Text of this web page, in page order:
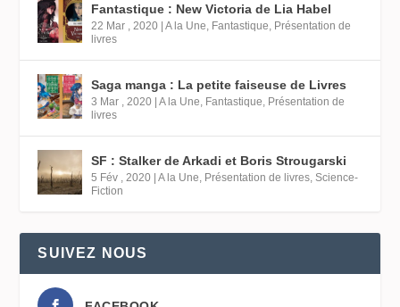
Fantastique : New Victoria de Lia Habel
22 Mar , 2020 |A la Une Fantastique Présentation de
livres
Saga manga : La petite faiseuse de Livres
3 Mar , 2020 |A la Une Fantastique Présentation de
livres
SF : Stalker de Arkadi et Boris Strougarski
5 Fév , 2020 |A la Une Présentation de livres ,Science-
Fiction
SUIVEZ NOUS